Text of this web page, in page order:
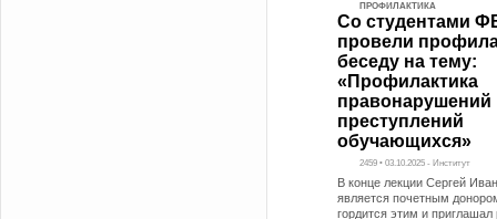
ПРОФИЛАКТИКА
Со студентами
провели
беседу на тему:
«Профилактика
правонарушений
преступлений
обучающихся»
2459 • 03.10.2025 - Институт
В конце лекции Сергей
является почетным
гордится этим и приглашал